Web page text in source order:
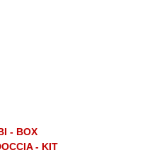
- BOX
- KIT